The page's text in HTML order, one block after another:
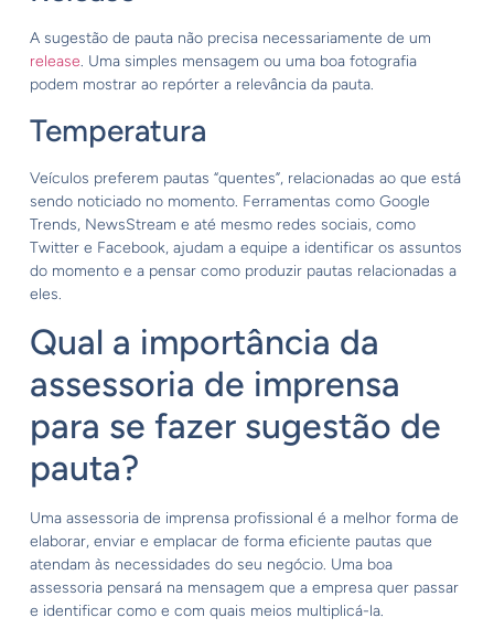
A sugestão de pauta não precisa necessariamente de um
release. Uma simples mensagem ou uma boa fotografia
podem mostrar ao repórter a relevância da pauta.
Temperatura
Veículos preferem pautas “quentes”, relacionadas ao que está
sendo noticiado no momento. Ferramentas como Google
Trends, NewsStream e até mesmo redes sociais, como
Twitter e Facebook, ajudam a equipe a identificar os assuntos
do momento e a pensar como produzir pautas relacionadas a
eles.
Qual a importância da
assessoria de imprensa
para se fazer sugestão de
pauta?
Uma assessoria de imprensa profissional é a melhor forma de
elaborar, enviar e emplacar de forma eficiente pautas que
atendam às necessidades do seu negócio. Uma boa
assessoria pensará na mensagem que a empresa quer passar
e identificar como e com quais meios multiplicá-la.